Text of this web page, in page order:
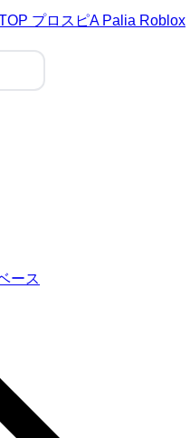
プロスピA Palia Roblox
ース